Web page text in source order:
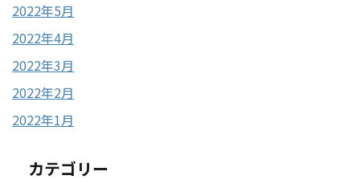
2022年5月
2022年4月
2022年3月
2022年2月
2022年1月
カテゴリー